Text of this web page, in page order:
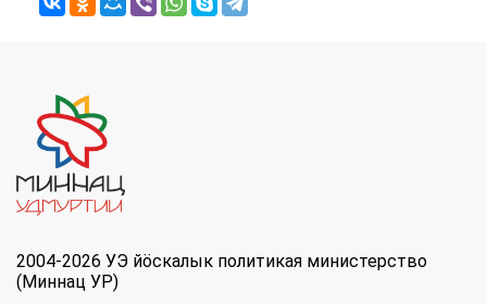
2004-2026 УЭ йöскалык политикая министерство
(Миннац УР)